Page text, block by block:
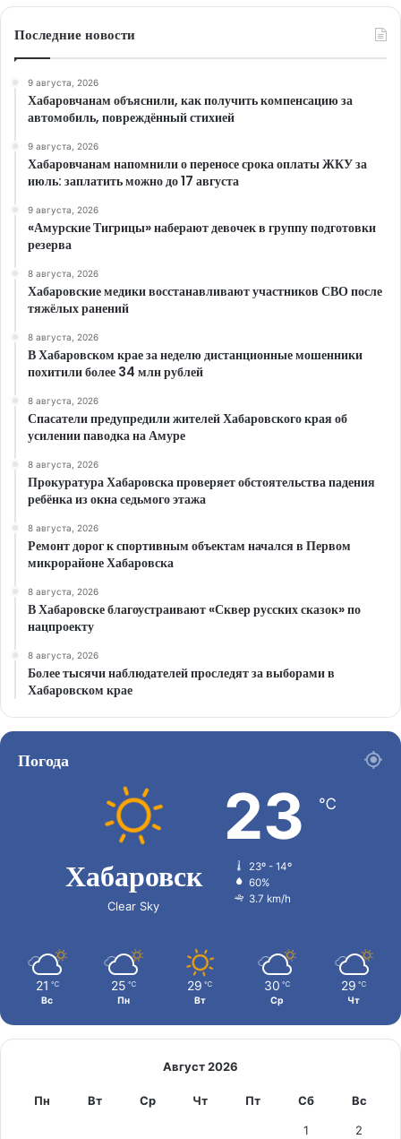
Последние новости
9 августа, 2026
Хабаровчанам объяснили, как получить компенсацию за
автомобиль, повреждённый стихией
9 августа, 2026
Хабаровчанам напомнили о переносе срока оплаты ЖКУ за
июль: заплатить можно до 17 августа
9 августа, 2026
«Амурские Тигрицы» наберают девочек в группу подготовки
резерва
8 августа, 2026
Хабаровские медики восстанавливают участников СВО после
тяжёлых ранений
8 августа, 2026
В Хабаровском крае за неделю дистанционные мошенники
похитили более 34 млн рублей
8 августа, 2026
Спасатели предупредили жителей Хабаровского края об
усилении паводка на Амуре
8 августа, 2026
Прокуратура Хабаровска проверяет обстоятельства падения
ребёнка из окна седьмого этажа
8 августа, 2026
Ремонт дорог к спортивным объектам начался в Первом
микрорайоне Хабаровска
8 августа, 2026
В Хабаровске благоустраивают «Сквер русских сказок» по
нацпроекту
8 августа, 2026
Более тысячи наблюдателей проследят за выборами в
Хабаровском крае
Погода
Хабаровск
Clear Sky
23 ℃
23º - 14º
60%
3.7 km/h
21 ℃
Вс
25 ℃
Пн
29 ℃
Вт
30 ℃
Ср
29 ℃
Чт
Август 2026
Пн Вт Ср Чт Пт Сб Вс
1 2